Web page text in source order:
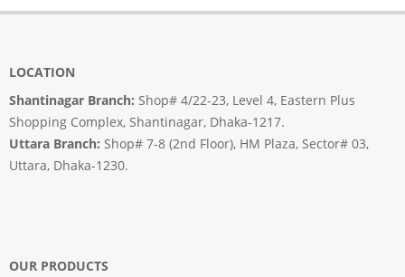
LOCATION
Shantinagar Branch: Shop# 4/22-23, Level 4, Eastern Plus
Shopping Complex, Shantinagar, Dhaka-1217.
Uttara Branch: Shop# 7-8 (2nd Floor), HM Plaza, Sector# 03,
Uttara, Dhaka-1230.
OUR PRODUCTS